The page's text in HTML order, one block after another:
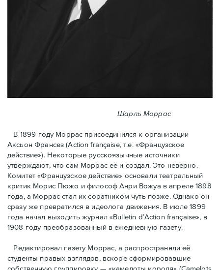
Шарль Моррас
В 1899 году Моррас присоединился к организации
Аксьон Франсез (Action française, т.е. «Французское
действие»). Некоторые русскоязычные источники
утверждают, что сам Моррас её и создал. Это неверно.
Комитет «Французское действие» основали театральный
критик Морис Пюжо и философ Анри Вожуа в апреле 1898
года, а Моррас стал их соратником чуть позже. Однако он
сразу же превратился в идеолога движения. В июле 1899
года начал выходить журнал «Bulletin d’Action française», в
1908 году преобразованный в ежедневную газету.
Редактировал газету Моррас, а распространяли её
студенты правых взглядов, вскоре сформировавшие
собственную группировку — «камелоты короля» (Camelots